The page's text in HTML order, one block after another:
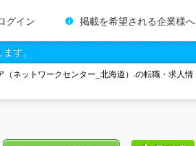
グイン 掲載を希望される企業様へ
す。
（ネットワークセンター_北海道）.の転職・求人情